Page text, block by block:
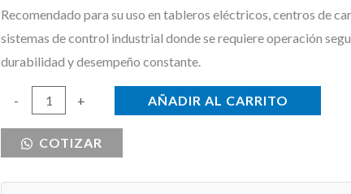
Recomendado para su uso en tableros eléctricos, centros de
sistemas de control industrial donde se requiere operación
durabilidad y desempeño constante.
-
BREAKER
RIEL
+ AÑADIR AL CARRITO
COTIZAR